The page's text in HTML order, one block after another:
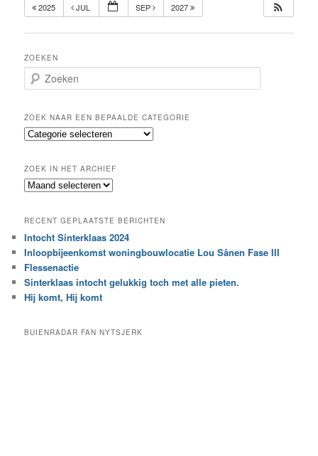
2025 JUL SEP 2027
ZOEKEN
o
k
e
n
ZOEK NAAR EEN BEPAALDE CATEGORIE
Z
k
n
e
e
n
b
e
a
ZOEK IN HET ARCHIEF
Z
k
i
n
h
e
t
c
RECENT GEPLAATSTE BERICHTEN
Intocht Sinterklaas 2024
Inloopbijeenkomst woningbouwlocatie Lou Sânen Fase III
Flessenactie
Sinterklaas intocht gelukkig toch met alle pieten.
Hij komt, Hij komt
BUIENRADAR FAN NYTSJERK